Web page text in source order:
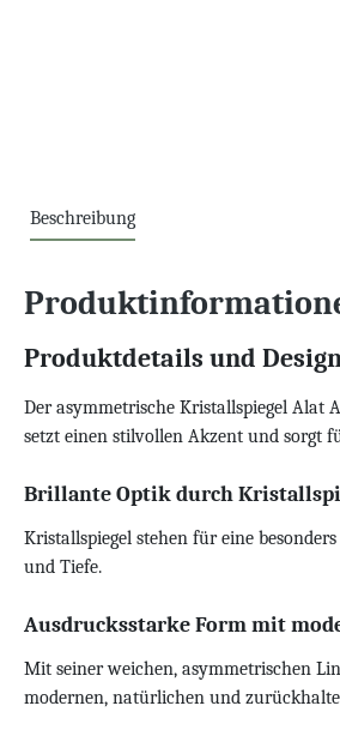
Beschreibung
Produktdetails und
Der asymmetrische Kristallspiegel Alat
setzt einen stilvollen Akzent und sorgt
Brillante Optik durch
Kristallspiegel stehen für eine
und Tiefe.
Ausdrucksstarke Form mit
Mit seiner weichen, asymmetrischen
modernen, natürlichen und